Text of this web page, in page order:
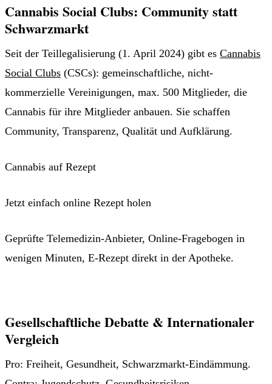
Cannabis Social Clubs: Community statt
Schwarzmarkt
Seit der Teillegalisierung (1. April 2024) gibt es Cannabis
Social Clubs (CSCs): gemeinschaftliche, nicht-
kommerzielle Vereinigungen, max. 500 Mitglieder, die
Cannabis für ihre Mitglieder anbauen. Sie schaffen
Community, Transparenz, Qualität und Aufklärung.
Cannabis auf Rezept
Jetzt einfach online Rezept holen
Geprüfte Telemedizin-Anbieter, Online-Fragebogen in
wenigen Minuten, E-Rezept direkt in der Apotheke.
Gesellschaftliche Debatte & Internationaler
Vergleich
Pro: Freiheit, Gesundheit, Schwarzmarkt-Eindämmung.